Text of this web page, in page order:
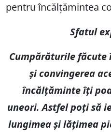
pentru încălțămintea
Sfatul
Cumpărăturile
și convingerea
încălțăminte îți
uneori. Astfel poți să
lungimea și lățimea